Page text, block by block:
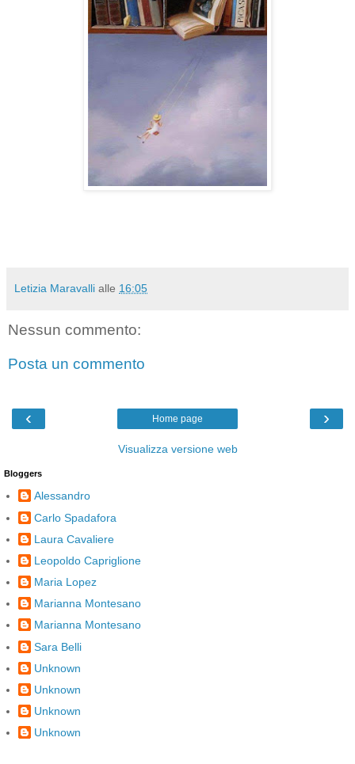
Letizia Maravalli alle 16:05
Nessun commento:
Posta un commento
‹ ›
Home page
Visualizza versione web
Bloggers
Alessandro
Carlo Spadafora
Laura Cavaliere
Leopoldo Capriglione
Maria Lopez
Marianna Montesano
Marianna Montesano
Sara Belli
Unknown
Unknown
Unknown
Unknown